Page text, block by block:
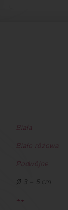
Biała
Biało różowa
Podwójne
Ø 3 – 5 cm
++